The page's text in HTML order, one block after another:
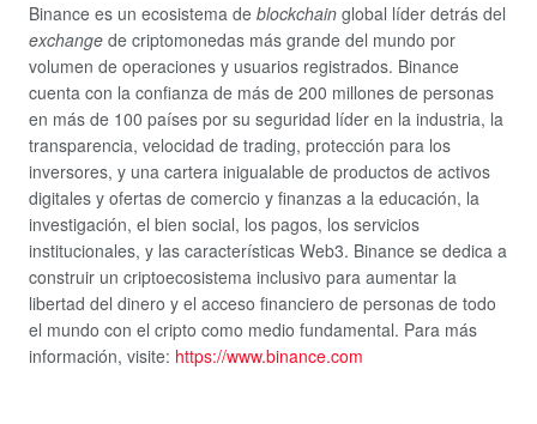
Binance es un ecosistema de blockchain global líder detrás del
exchange de criptomonedas más grande del mundo por
volumen de operaciones y usuarios registrados. Binance
cuenta con la confianza de más de 200 millones de personas
en más de 100 países por su seguridad líder en la industria, la
transparencia, velocidad de trading, protección para los
inversores, y una cartera inigualable de productos de activos
digitales y ofertas de comercio y finanzas a la educación, la
investigación, el bien social, los pagos, los servicios
institucionales, y las características Web3. Binance se dedica a
construir un criptoecosistema inclusivo para aumentar la
libertad del dinero y el acceso financiero de personas de todo
el mundo con el cripto como medio fundamental. Para más
información, visite: https://www.binance.com